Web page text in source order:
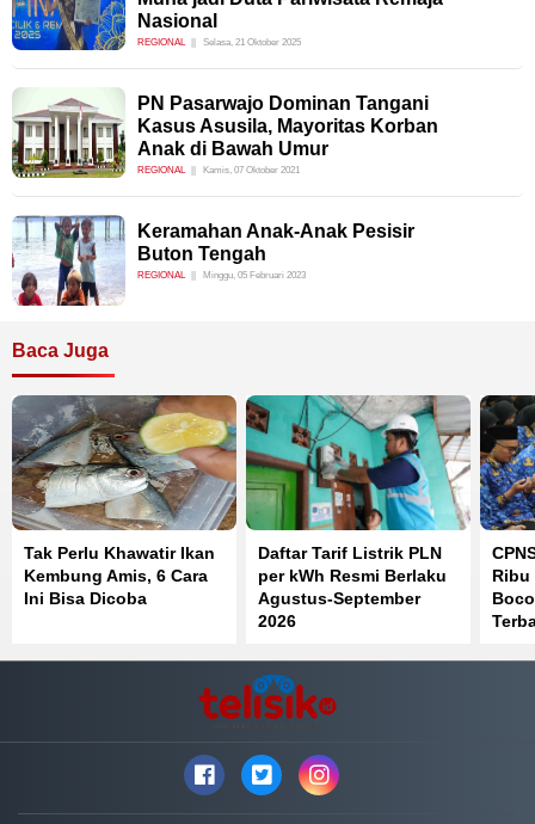
Nasional
REGIONAL Selasa, 21 Oktober 2025
PN Pasarwajo Dominan Tangani
Kasus Asusila, Mayoritas Korban
Anak di Bawah Umur
REGIONAL Kamis, 07 Oktober 2021
Keramahan Anak-Anak Pesisir
Buton Tengah
REGIONAL Minggu, 05 Februari 2023
Baca Juga
Tak Perlu Khawatir Ikan
Kembung Amis, 6 Cara
Ini Bisa Dicoba
Daftar Tarif Listrik PLN
per kWh Resmi Berlaku
Agustus-September
2026
Ribu